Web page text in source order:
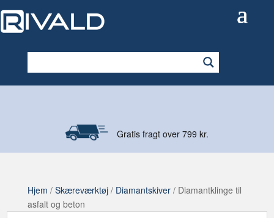
Gratis fragt over 799 kr.
Hjem / Skæreværktøj/ Diamantskiver/ Diamantklinge til
asfalt og beton